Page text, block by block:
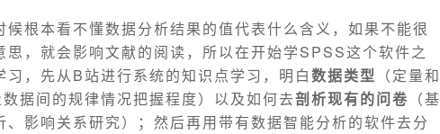
根本看不懂数据分析结果的值代表什么含义，如果不能很
思，就会影响文献的阅读，所以在开始学SPSS这个软件之
，先从B站进行系统的知识点学习，明白数据类型 （定量和
据间的规律情况把握程度）以及如何去剖析现有的问卷 （基
影响关系研究）；然后再用带有数据智能分析的软件去分